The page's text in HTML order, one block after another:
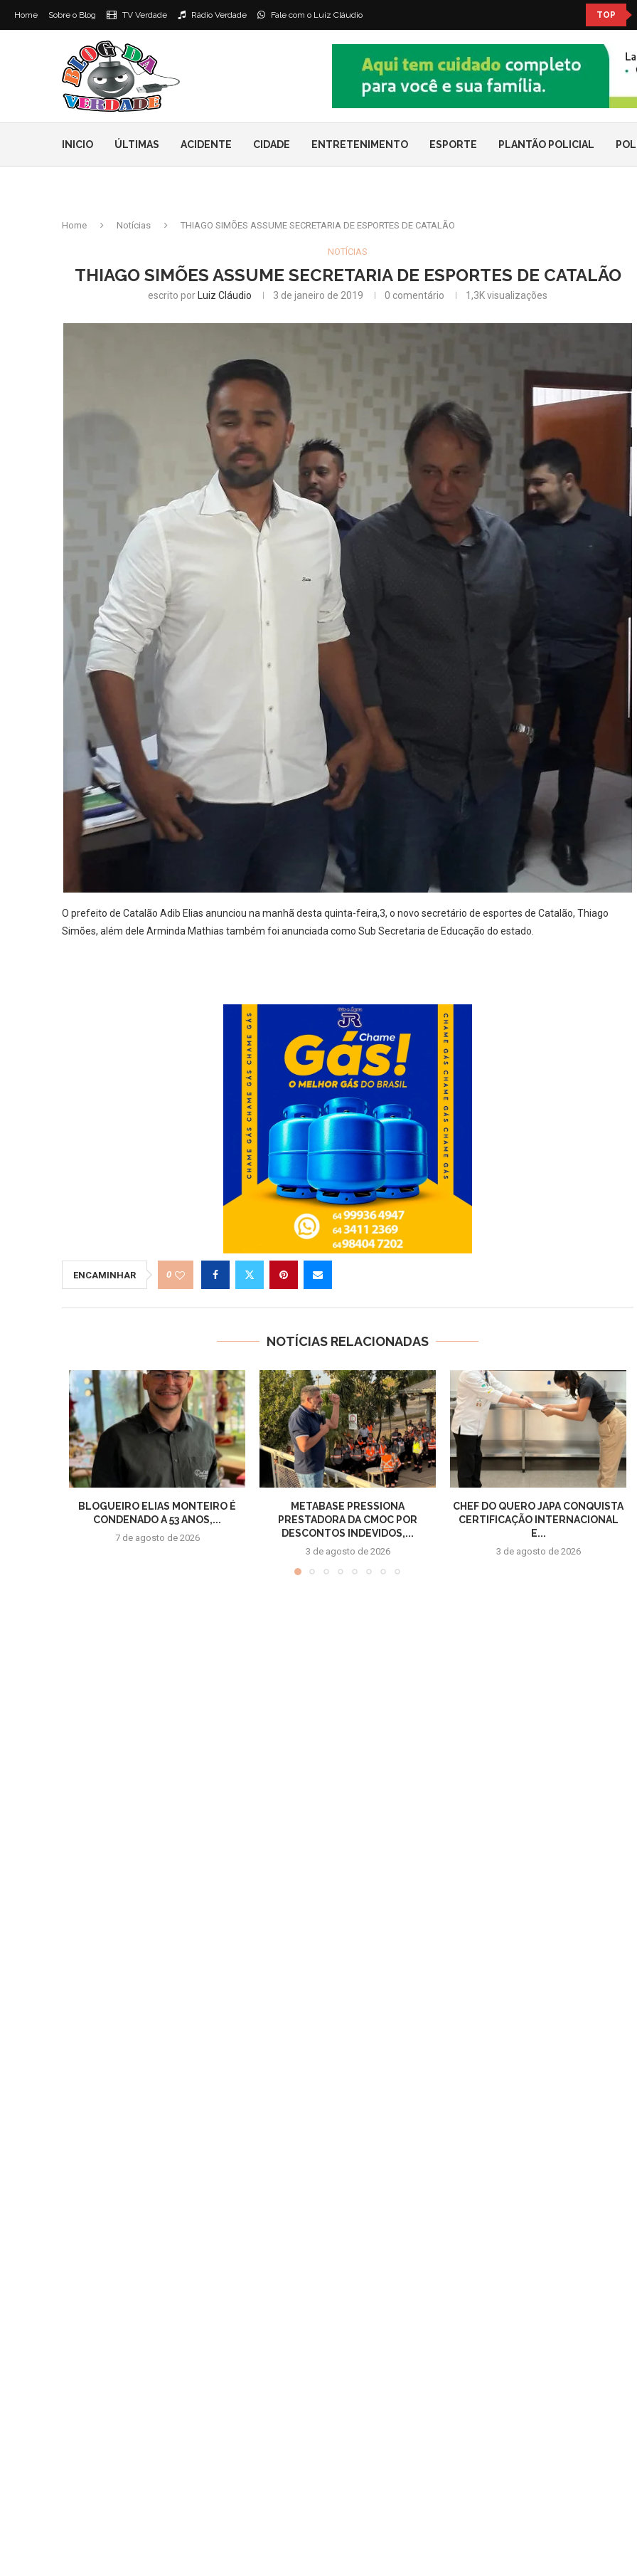
Home Sobre o Blog TV Verdade Rádio Verdade Fale com o Luiz Cláudio TOP
INICIO ÚLTIMAS ACIDENTE CIDADE ENTRETENIMENTO ESPORTE PLANTÃO POLICIAL
Home Notícias THIAGO SIMÕES ASSUME SECRETARIA DE ESPORTES DE CATALÃO
NOTÍCIAS
THIAGO SIMÕES ASSUME SECRETARIA DE ESPORTES DE CATALÃO
escrito por Luiz Cláudio 3 de janeiro de 2019 0 comentário 1,3Kvisualizações
O prefeito de Catalão Adib Elias anunciou na manhã desta quinta-feira,3, o novo secretário de esportes de Catalão, Thiago
Simões, além dele Arminda Mathias também foi anunciada como Sub Secretaria de Educação do estado.
ENCAMINHAR 0
NOTÍCIAS RELACIONADAS
BLOGUEIRO ELIAS MONTEIRO É
CONDENADO A 53 ANOS,...
7 de agosto de 2026
METABASE PRESSIONA
PRESTADORA DA CMOC POR
DESCONTOS INDEVIDOS,...
3 de agosto de 2026
CHEF DO QUERO JAPA CONQUISTA
CERTIFICAÇÃO INTERNACIONAL
E...
3 de agosto de 2026